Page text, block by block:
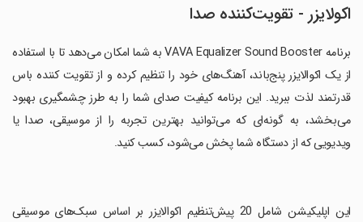
اکولایزر - تقویت‌کننده صدا
برنامه VAVA Equalizer Sound Booster به شما امکان می‌دهد تا با استفاده
از یک اکوالایزر پنج‌باند، آهنگ‌های خود را تنظیم کرده و از تقویت کننده باس
قدرتمند لذت ببرید. این برنامه کیفیت صدای شما را به طرز چشمگیری بهبود
می‌بخشد، به گونه‌ای که می‌توانید بهترین تجربه را از موسیقی، صدا یا
ویدیویی که از دستگاه شما پخش می‌شود، کسب کنید.
‏این اپلیکیشن شامل 20 پیش‌تنظیم اکوالایزر بر اساس سبک‌های موسیقی